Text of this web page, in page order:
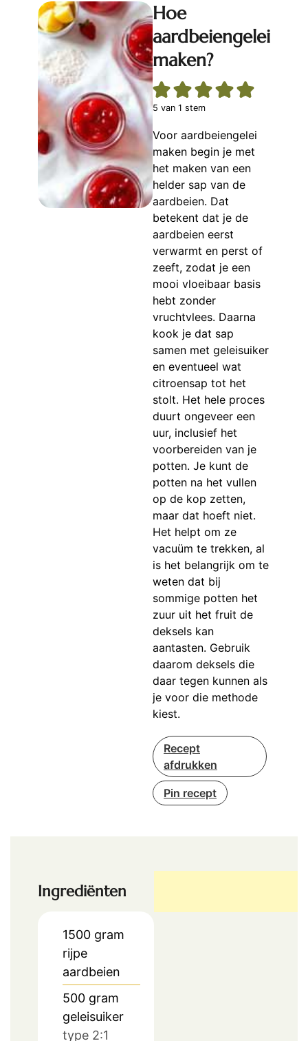
Hoe
aardbeiengelei
maken?
5 van 1 stem
Voor aardbeiengelei
maken begin je met
het maken van een
helder sap van de
aardbeien. Dat
betekent dat je de
aardbeien eerst
verwarmt en perst of
zeeft, zodat je een
mooi vloeibaar basis
hebt zonder
vruchtvlees. Daarna
kook je dat sap
samen met geleisuiker
en eventueel wat
citroensap tot het
stolt. Het hele proces
duurt ongeveer een
uur, inclusief het
voorbereiden van je
potten. Je kunt de
potten na het vullen
op de kop zetten,
maar dat hoeft niet.
Het helpt om ze
vacuüm te trekken, al
is het belangrijk om te
weten dat bij
sommige potten het
zuur uit het fruit de
deksels kan
aantasten. Gebruik
daarom deksels die
daar tegen kunnen als
je voor die methode
kiest.
Recept
afdrukken
Pin recept
Ingrediënten
1500 gram
rijpe
aardbeien
500 gram
geleisuiker
type 2:1